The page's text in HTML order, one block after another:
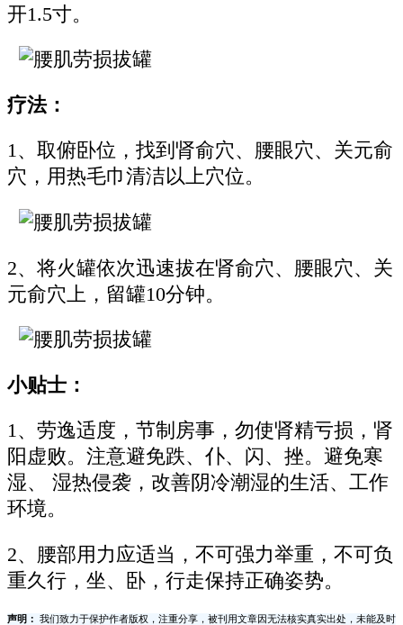
开1.5寸。
疗法：
1、取俯卧位，找到肾俞穴、腰眼穴、关元俞
穴，用热毛巾清洁以上穴位。
2、将火罐依次迅速拔在肾俞穴、腰眼穴、关
元俞穴上，留罐10分钟。
小贴士：
1、劳逸适度，节制房事，勿使肾精亏损，肾
阳虚败。注意避免跌、仆、闪、挫。避免寒
湿、 湿热侵袭，改善阴冷潮湿的生活、工作
环境。
2、腰部用力应适当，不可强力举重，不可负
重久行，坐、卧，行走保持正确姿势。
声明：
我们致力于保护作者版权，注重分享，被刊用文章因无法核实真实出处，未能及时